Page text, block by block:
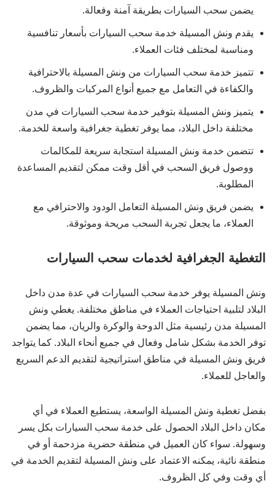
يضمن سحب السيارات بطريقة آمنة وفعالة.
يقدم ونش المسيلة خدمة سحب السيارات بأسعار تنافسية
ومناسبة لمختلف فئات العملاء.
تتميز خدمة سحب السيارات من ونش المسيلة بالاحترافية
والكفاءة في التعامل مع جميع أنواع المركبات والظروف.
يتميز ونش المسيلة بتوفير خدمة سحب السيارات في مدن
مختلفة داخل البلاد، مما يوفر تغطية جغرافية واسعة للخدمة.
تتضمن خدمة ونش المسيلة استجابة سريعة للمكالمات
ووصول فريق السحب في أقل وقت ممكن لتقديم المساعدة
المطلوبة.
يضمن فريق ونش المسيلة التعامل الودود والاحترافي مع
العملاء، ما يجعل تجربة السحب مريحة وموثوقة.
التغطية الجغرافية لخدمات سحب السيارات
ونش المسيلة يوفر خدمة سحب السيارات في عدة مدن داخل
البلاد لتلبية احتياجات العملاء في مناطق مختلفة. يغطي ونش
المسيلة مدن رئيسية مثل الدوحة والوكرة والريان، مما يضمن
توفر الخدمة بشكل شامل وفعال في جميع أنحاء البلاد. كما يتواجد
فريق ونش المسيلة في مناطق استراتيجية لتقديم الدعم السريع
والعاجل للعملاء.
بفضل تغطية ونش المسيلة الواسعة، يستطيع العملاء في أي
مكان داخل البلاد الحصول على خدمة سحب السيارات بكل يسر
وسهولة. سواء كان العميل في منطقة حضرية مزدحمة أو في
منطقة نائية، يمكنه الاعتماد على ونش المسيلة لتقديم الخدمة في
أي وقت وفي كل الظروف.